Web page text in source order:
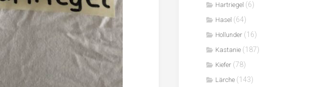
Hartriegel (6)
Hasel (64)
Hollunder (16)
Kastanie (187)
Kiefer (78)
Lärche (143)